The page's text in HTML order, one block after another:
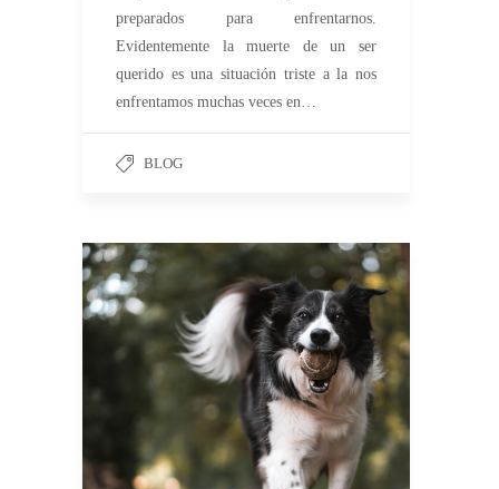
preparados para enfrentarnos.
Evidentemente la muerte de un ser
querido es una situación triste a la nos
enfrentamos muchas veces en…
BLOG